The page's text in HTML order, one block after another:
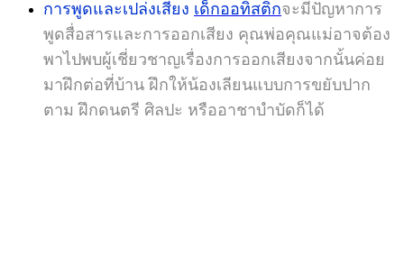
การพูดและเปล่งเสียง เด็กออทิสติกจะมีปัญหาการ
พูดสื่อสารและการออกเสียง คุณพ่อคุณแม่อาจต้อง
พาไปพบผู้เชี่ยวชาญเรื่องการออกเสียงจากนั้นค่อย
มาฝึกต่อที่บ้าน ฝึกให้น้องเลียนแบบการขยับปาก
ตาม ฝึกดนตรี ศิลปะ หรืออาชาบำบัดก็ได้